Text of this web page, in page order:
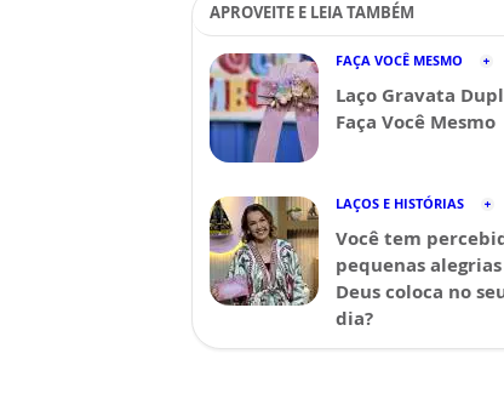
APROVEITE E LEIA TAMBÉM
FAÇA VOCÊ MESMO
Laço Gravata
Faça Você Mesmo
LAÇOS E HISTÓRIAS
Você tem
pequenas
Deus coloca no
dia?